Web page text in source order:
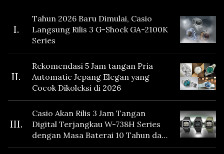
I.
Tahun 2026 Baru Dimulai, Casio
Langsung Rilis 3 G-Shock GA-2100K
Series
II.
Rekomendasi 5 Jam tangan Pria
Automatic Jepang Elegan yang
Cocok Dikoleksi di 2026
III.
Casio Akan Rilis 3 Jam Tangan
Digital Terjangkau W-738H Series
dengan Masa Baterai 10 Tahun dan
Fitur Vibration